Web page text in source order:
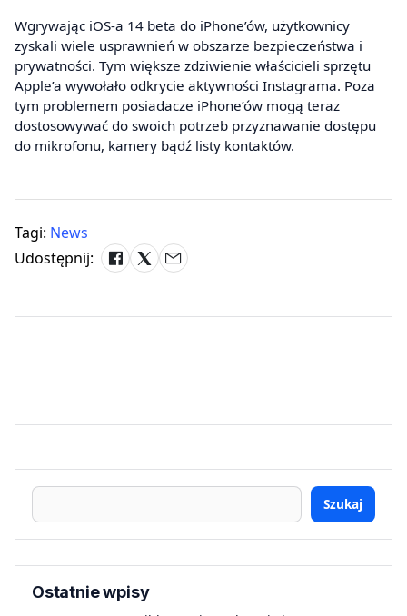
Wgrywając iOS-a 14 beta do iPhone’ów, użytkownicy
zyskali wiele usprawnień w obszarze bezpieczeństwa i
prywatności. Tym większe zdziwienie właścicieli sprzętu
Apple’a wywołało odkrycie aktywności Instagrama. Poza
tym problemem posiadacze iPhone’ów mogą teraz
dostosowywać do swoich potrzeb przyznawanie dostępu
do mikrofonu, kamery bądź listy kontaktów.
Tagi: News
Udostępnij:
Szukaj
Ostatnie wpisy